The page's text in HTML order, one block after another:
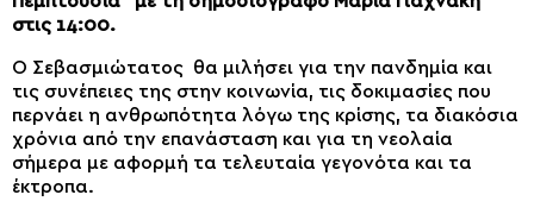
στις 14:00.
Ο Σεβασμιώτατος θα μιλήσει για την πανδημία και
τις συνέπειες της στην κοινωνία, τις δοκιμασίες που
περνάει η ανθρωπότητα λόγω της κρίσης, τα διακόσια
χρόνια από την επανάσταση και για τη νεολαία
σήμερα με αφορμή τα τελευταία γεγονότα και τα
έκτροπα.